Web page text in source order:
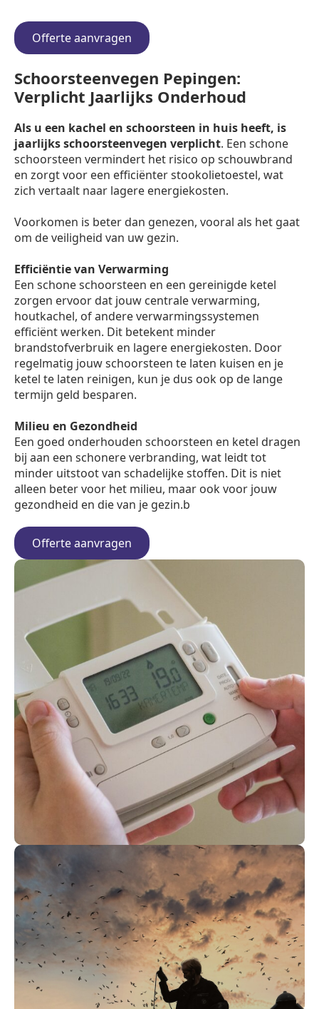
Offerte aanvragen
Schoorsteenvegen Pepingen:
Verplicht Jaarlijks Onderhoud
Als u een kachel en schoorsteen in huis heeft, is
jaarlijks schoorsteenvegen verplicht. Een schone
schoorsteen vermindert het risico op schouwbrand
en zorgt voor een efficiënter stookolietoestel, wat
zich vertaalt naar lagere energiekosten.
Voorkomen is beter dan genezen, vooral als het gaat
om de veiligheid van uw gezin.
Efficiëntie van Verwarming
Een schone schoorsteen en een gereinigde ketel
zorgen ervoor dat jouw centrale verwarming,
houtkachel, of andere verwarmingssystemen
efficiënt werken. Dit betekent minder
brandstofverbruik en lagere energiekosten. Door
regelmatig jouw schoorsteen te laten kuisen en je
ketel te laten reinigen, kun je dus ook op de lange
termijn geld besparen.
Milieu en Gezondheid
Een goed onderhouden schoorsteen en ketel dragen
bij aan een schonere verbranding, wat leidt tot
minder uitstoot van schadelijke stoffen. Dit is niet
alleen beter voor het milieu, maar ook voor jouw
gezondheid en die van je gezin.b
Offerte aanvragen